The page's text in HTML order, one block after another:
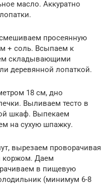
масло. Аккуратно
просеянную
+ соль. Всыпаем к
складывающими
деревянной лопаткой.
18 см, дно
Выливаем тесто в
шкаф. Выпекаем
на сухую шпажку.
вырезаем проворачивая
коржом. Даем
в пищевую
(минимум 6-8